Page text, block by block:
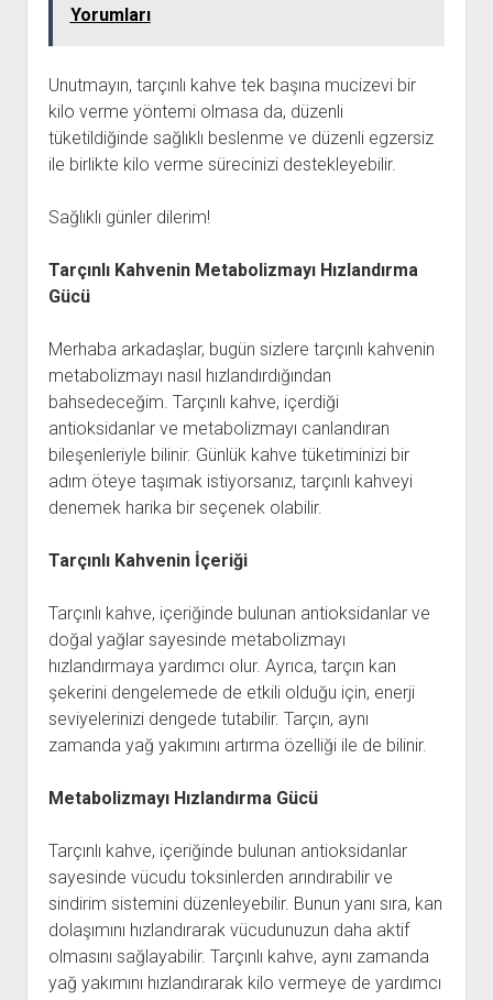
Yorumları
Unutmayın, tarçınlı kahve tek başına mucizevi bir
kilo verme yöntemi olmasa da, düzenli
tüketildiğinde sağlıklı beslenme ve düzenli egzersiz
ile birlikte kilo verme sürecinizi destekleyebilir.
Sağlıklı günler dilerim!
Tarçınlı Kahvenin Metabolizmayı Hızlandırma
Gücü
Merhaba arkadaşlar, bugün sizlere tarçınlı kahvenin
metabolizmayı nasıl hızlandırdığından
bahsedeceğim. Tarçınlı kahve, içerdiği
antioksidanlar ve metabolizmayı canlandıran
bileşenleriyle bilinir. Günlük kahve tüketiminizi bir
adım öteye taşımak istiyorsanız, tarçınlı kahveyi
denemek harika bir seçenek olabilir.
Tarçınlı Kahvenin İçeriği
Tarçınlı kahve, içeriğinde bulunan antioksidanlar ve
doğal yağlar sayesinde metabolizmayı
hızlandırmaya yardımcı olur. Ayrıca, tarçın kan
şekerini dengelemede de etkili olduğu için, enerji
seviyelerinizi dengede tutabilir. Tarçın, aynı
zamanda yağ yakımını artırma özelliği ile de bilinir.
Metabolizmayı Hızlandırma Gücü
Tarçınlı kahve, içeriğinde bulunan antioksidanlar
sayesinde vücudu toksinlerden arındırabilir ve
sindirim sistemini düzenleyebilir. Bunun yanı sıra, kan
dolaşımını hızlandırarak vücudunuzun daha aktif
olmasını sağlayabilir. Tarçınlı kahve, aynı zamanda
yağ yakımını hızlandırarak kilo vermeye de yardımcı